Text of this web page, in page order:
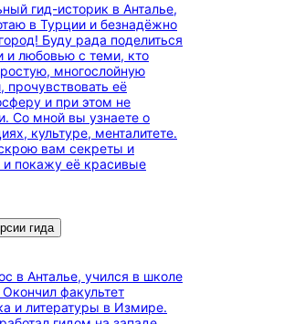
гид-историк в Анталье,
в Турции и безнадёжно
Буду рада поделиться
и любовью с теми, кто
многослойную
прочувствовать её
и при этом не
Со мной вы узнаете о
культуре, менталитете.
вам секреты и
и покажу её красивые
гида
в Анталье, учился в школе
факультет
и литературы в Измире.